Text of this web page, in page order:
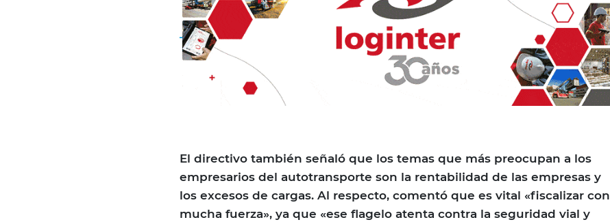
El directivo también señaló que los temas que más preocupan a los
empresarios del autotransporte son la rentabilidad de las empresas y
los excesos de cargas. Al respecto, comentó que es vital «fiscalizar con
mucha fuerza», ya que «ese flagelo atenta contra la seguridad vial y